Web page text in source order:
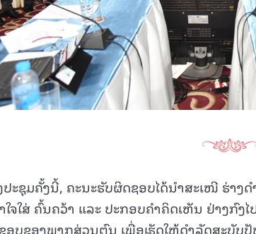
ະຊຸມຄັ້ງນີ້, ຄະນະຮັບຜິດຊອບໄດ້ນໍາສະເໜີ ຮ່າງ
ໃຈໃສ່ ຄົ້ນຄວ້າ ແລະ ປະກອບຄໍາຄິດເຫັນ ຢ່າງກົ
ອບຂອງພາກສ່ວນຕົນ ເພື່ອເຮັດໃຫ້ດໍາລັດສະບັບ